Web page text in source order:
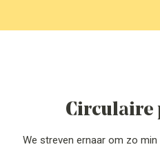
Circulaire
We streven ernaar om zo